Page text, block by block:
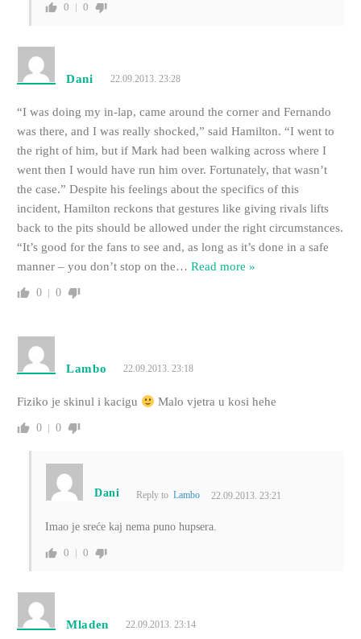
0 0
Dani 22.09.2013. 23:28
“I was doing my in-lap, came around the corner and Fernando
was there, and I was really shocked,” said Hamilton. “I went to
the right of him, but if Mark had been walking across where I
went then I would have run him over. Fortunately, that wasn’t
the case.” Despite his feelings about the specifics of this
incident, Hamilton reckons that gestures like giving rivals lifts
back to the pits should be allowed under the right circumstances.
“It’s good for the fans to see and, as long as it’s done in a safe
manner – you don’t stop on the… Read more »
0 0
Lambo 22.09.2013. 23:18
Fiziko je skinul i kacigu Malo vjetra u kosi hehe
0 0
Dani Reply to Lambo 22.09.2013. 23:21
Imao je sreće kaj nema puno hupsera.
0 0
Mladen 22.09.2013. 23:14